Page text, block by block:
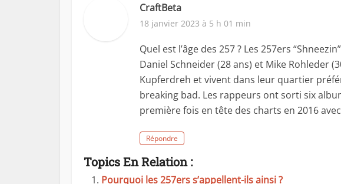
CraftBeta
18 janvier 2023 à 5 h 01 min
Quel est l’âge des 257 ? Les 257ers
Daniel Schneider (28 ans) et Mike Rohleder
Kupferdreh et vivent dans leur quartier
breaking bad. Les rappeurs ont sorti six
première fois en tête des charts en 2016
Répondre
Topics En Relation :
Pourquoi les 257ers s’appellent-ils ainsi ?